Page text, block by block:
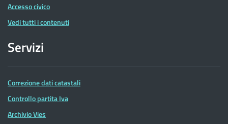
Accesso civico
Vedi tutti i contenuti
Servizi
Correzione dati catastali
Controllo partita Iva
Archivio Vies